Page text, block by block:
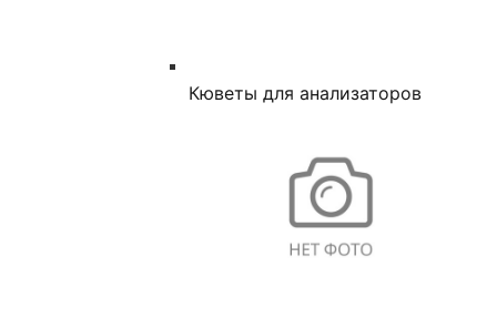
Кюветы для анализаторов